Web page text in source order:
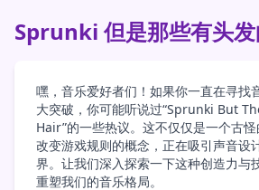
Sprunki 但是那些有头
嘿，音乐爱好者们！如果你一直在寻找
大突破，你可能听说过“Sprunki But
Hair”的一些热议。这不仅仅是一个古
改变游戏规则的概念，正在吸引声音设
界。让我们深入探索一下这种创造力与
重塑我们的音乐格局。